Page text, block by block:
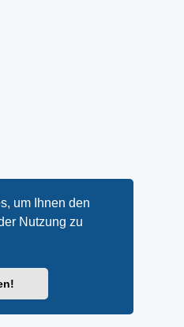
um Ihnen den
Nutzung zu